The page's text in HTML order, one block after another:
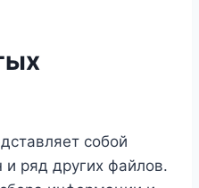
собой
ряд других файлов.